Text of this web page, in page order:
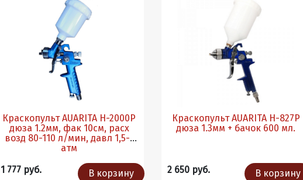
Краскопульт AUARITA H-2000P
дюза 1.2мм, фак 10см, расх
возд 80-110 л/мин, давл 1,5-2
атм
1 777 руб.
В корзину
Краскопульт AUARITA H-827P
дюза 1.3мм + бачок 600 мл.
2 650 руб. В корзину